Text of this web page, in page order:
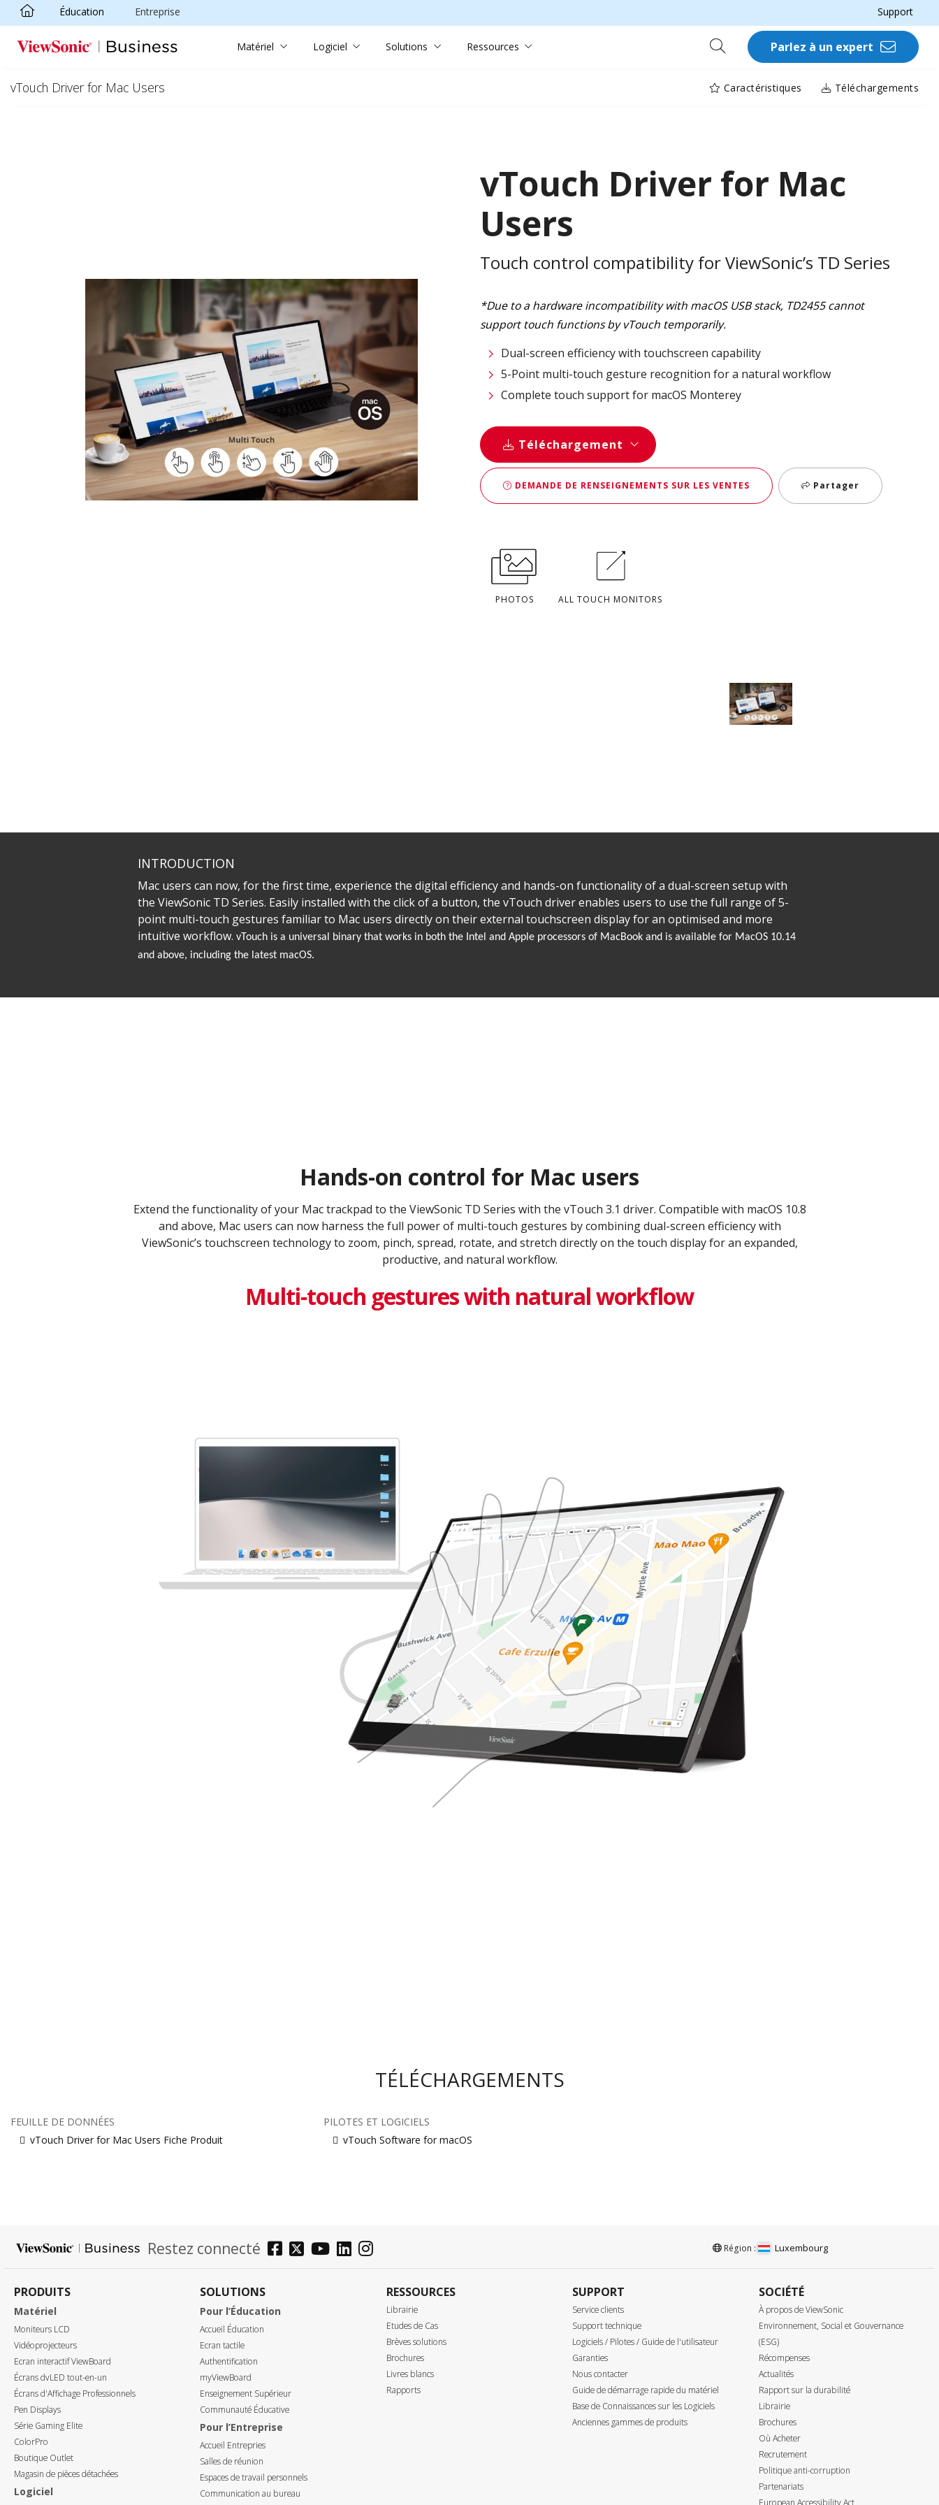
Passer au contenu principal
Éducation Entreprise Support
Matériel Logiciel Solutions Ressources Parlez à un expert
vTouch Driver for Mac Users Caractéristiques Téléchargements
vTouch Driver for Mac
Users
Touch control compatibility for ViewSonic’s TD Series​
*Due to a hardware incompatibility with macOS USB stack, TD2455 cannot
support touch functions by vTouch temporarily.
Dual-screen efficiency with touchscreen capability ​
5-Point multi-touch gesture recognition for a natural workflow​
Complete touch support for macOS Monterey
Téléchargement
DEMANDE DE RENSEIGNEMENTS SUR LES VENTES Partager
PHOTOS ALL TOUCH MONITORS
INTRODUCTION
Mac users can now, for the first time, experience the digital efficiency and hands-on functionality of a dual-screen setup with
the ViewSonic TD Series. Easily installed with the click of a button, the vTouch driver enables users to use the full range of 5-
point multi-touch gestures familiar to Mac users directly on their external touchscreen display for an optimised and more
intuitive workflow. vTouch is a universal binary that works in both the Intel and Apple processors of MacBook and is available for MacOS 10.14
and above, including the latest macOS.
Hands-on control for Mac users​
​Extend the functionality of your Mac trackpad to the ViewSonic TD Series with the vTouch 3.1 driver. Compatible with macOS 10.8
and above, Mac users can now harness the full power of multi-touch gestures by combining dual-screen efficiency with
ViewSonic’s touchscreen technology to zoom, pinch, spread, rotate, and stretch directly on the touch display for an expanded,
productive, and natural workflow.
Multi-touch gestures with natural workflow
TÉLÉCHARGEMENTS
FEUILLE DE DONNÉES
vTouch Driver for Mac Users Fiche Produit
PILOTES ET LOGICIELS
vTouch Software for macOS
Restez connecté Région : Luxembourg
PRODUITS
Matériel
Moniteurs LCD
Vidéoprojecteurs
Ecran interactif ViewBoard
Écrans dvLED tout-en-un
Écrans d'Affichage Professionnels
Pen Displays
Série Gaming Elite
ColorPro
Boutique Outlet
Magasin de pièces détachées
Logiciel
SOLUTIONS
Pour l’Éducation
Accueil Éducation
Ecran tactile
Authentification
myViewBoard
Enseignement Supérieur
Communauté Éducative
Pour l’Entreprise
Accueil Entrepries
Salles de réunion
Espaces de travail personnels
Communication au bureau
RESSOURCES
Librairie
Etudes de Cas
Brèves solutions
Brochures
Livres blancs
Rapports
SUPPORT
Service clients
Support technique
Logiciels / Pilotes / Guide de l'utilisateur
Garanties
Nous contacter
Guide de démarrage rapide du matériel
Base de Connaissances sur les Logiciels
Anciennes gammes de produits
SOCIÉTÉ
À propos de ViewSonic
Environnement, Social et Gouvernance
(ESG)
Récompenses
Actualités
Rapport sur la durabilité
Librairie
Brochures
Où Acheter
Recrutement
Politique anti-corruption
Partenariats